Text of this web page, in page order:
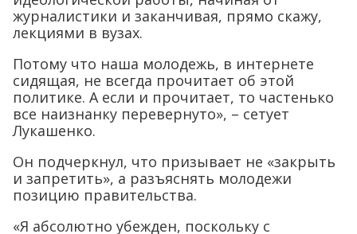
журналистики и заканчивая, прямо скажу,
лекциями в вузах.
Потому что наша молодежь, в интернете
сидящая, не всегда прочитает об этой
политике. А если и прочитает, то частенько
все наизнанку перевернуто», – сетует
Лукашенко.
Он подчеркнул, что призывает не «закрыть
и запретить», а разъяснять молодежи
позицию правительства.
«Я абсолютно убежден, поскольку с